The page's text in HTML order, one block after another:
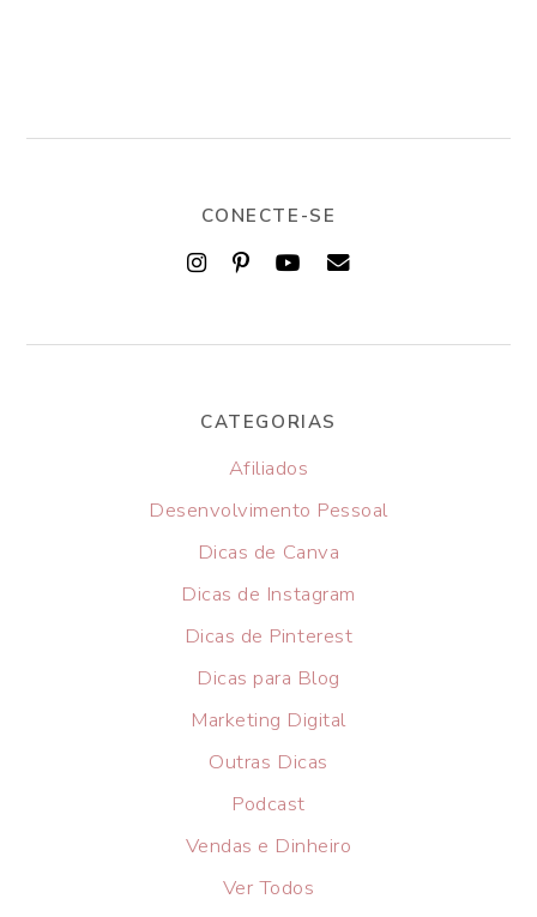
CONECTE-SE
CATEGORIAS
Afiliados
Desenvolvimento Pessoal
Dicas de Canva
Dicas de Instagram
Dicas de Pinterest
Dicas para Blog
Marketing Digital
Outras Dicas
Podcast
Vendas e Dinheiro
Ver Todos